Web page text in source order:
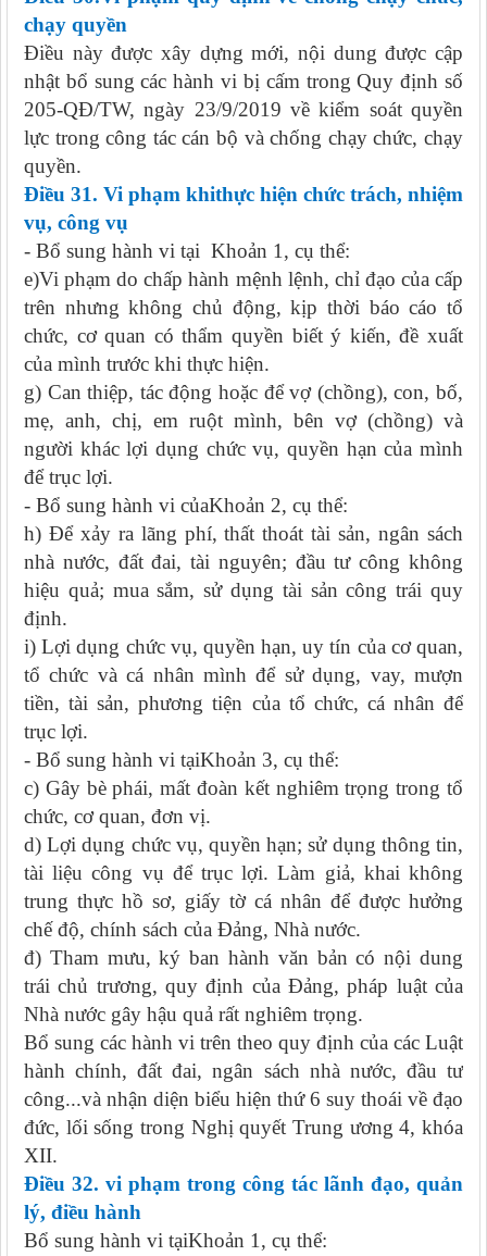
chạy quyền
Điều này được xây dựng mới, nội dung được cập
nhật bổ sung các hành vi bị cấm trong Quy định số
205-QĐ/TW, ngày 23/9/2019 về kiểm soát quyền
lực trong công tác cán bộ và chống chạy chức, chạy
quyền.
Điều 31. Vi phạm khithực hiện chức trách, nhiệm
vụ, công vụ
- Bổ sung hành vi tại Khoản 1, cụ thể:
e)Vi phạm do chấp hành mệnh lệnh, chỉ đạo của cấp
trên nhưng không chủ động, kịp thời báo cáo tổ
chức, cơ quan có thẩm quyền biết ý kiến, đề xuất
của mình trước khi thực hiện.
g) Can thiệp, tác động hoặc để vợ (chồng), con, bố,
mẹ, anh, chị, em ruột mình, bên vợ (chồng) và
người khác lợi dụng chức vụ, quyền hạn của mình
để trục lợi.
- Bổ sung hành vi củaKhoản 2, cụ thể:
h) Để xảy ra lãng phí, thất thoát tài sản, ngân sách
nhà nước, đất đai, tài nguyên; đầu tư công không
hiệu quả; mua sắm, sử dụng tài sản công trái quy
định.
i) Lợi dụng chức vụ, quyền hạn, uy tín của cơ quan,
tổ chức và cá nhân mình để sử dụng, vay, mượn
tiền, tài sản, phương tiện của tổ chức, cá nhân để
trục lợi.
- Bổ sung hành vi tạiKhoản 3, cụ thể:
c) Gây bè phái, mất đoàn kết nghiêm trọng trong tổ
chức, cơ quan, đơn vị.
d) Lợi dụng chức vụ, quyền hạn; sử dụng thông tin,
tài liệu công vụ để trục lợi. Làm giả, khai không
trung thực hồ sơ, giấy tờ cá nhân để được hưởng
chế độ, chính sách của Đảng, Nhà nước.
đ) Tham mưu, ký ban hành văn bản có nội dung
trái chủ trương, quy định của Đảng, pháp luật của
Nhà nước gây hậu quả rất nghiêm trọng.
Bổ sung các hành vi trên theo quy định của các Luật
hành chính, đất đai, ngân sách nhà nước, đầu tư
công...và nhận diện biểu hiện thứ 6 suy thoái về đạo
đức, lối sống trong Nghị quyết Trung ương 4, khóa
XII.
Điều 32. vi phạm trong công tác lãnh đạo, quản
lý, điều hành
Bổ sung hành vi tạiKhoản 1, cụ thể: